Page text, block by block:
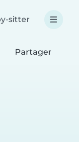
sitter
Partager